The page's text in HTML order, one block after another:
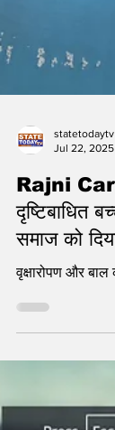
Jul 22, 2025
Rajni
दृष्टिबाधित
समाज को
वृक्षारोपण और बाल